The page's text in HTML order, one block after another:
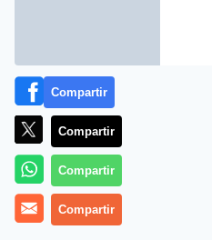
MÁS EN OTROS MEDIOS
Compartir
Compartir
Compartir
Compartir